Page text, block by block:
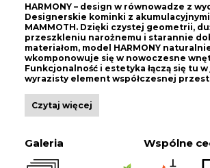
HARMONY – design w równowadze z
Designerskie kominki z
MAMMOTH. Dzięki czystej geometrii,
przeszkleniu narożnemu i starannie
materiałom, model HARMONY
wkomponowuje się w nowoczesne
Funkcjonalność i estetyka łączą się tu
wyrazisty element współczesnej
Czytaj więcej
Galeria Wspólne